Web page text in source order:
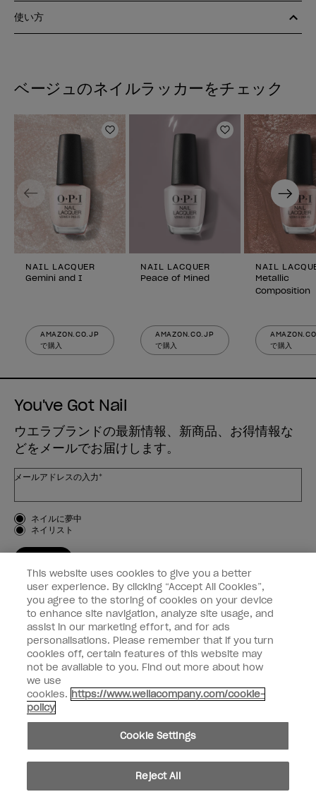
使い方
ベージュのネイルラッカーをチェック
ほしいものリストに追加
NAIL LACQUER
Gemini and I
AMAZON.CO.JP
で購入
ほしいものリス
NAIL LACQUER
Peace of Mined
AMAZON.CO.JP
で購入
NAIL
Metallic
Composition
で購入
Previous Next
You've Got Nail
ウエラブランドの最新情報、新商品、お得情報な
どをメールでお届けします。
メールアドレスの入力*
お客様のタイプ
ネイルに夢中
ネイリスト
OPI
個人情報の取り扱い
facebookinstagram
個人情報を共有または販売しないでください
© Copyright 2024, Wella Operations US LLC, 無断複写・転載を禁じます。
This website uses cookies to give you a better
user experience. By clicking “Accept All Cookies”,
you agree to the storing of cookies on your device
to enhance site navigation, analyze site usage, and
assist in our marketing effort, and for ads
personalisations. Please remember that if you turn
cookies off, certain features of this website may
not be available to you. Find out more about how
we use
cookies. https://www.wellacompany.com/cookie-
policy
Cookie Settings
Reject All